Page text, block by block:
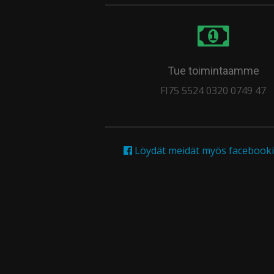
Tue toimintaamme
FI75 5524 0320 0749 47
Löydät meidät myös